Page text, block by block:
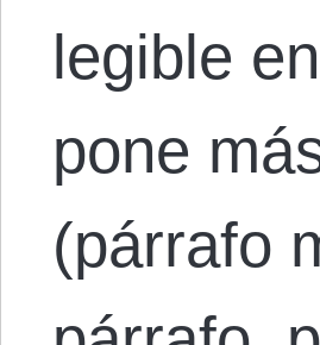
legible
pone
(párrafo